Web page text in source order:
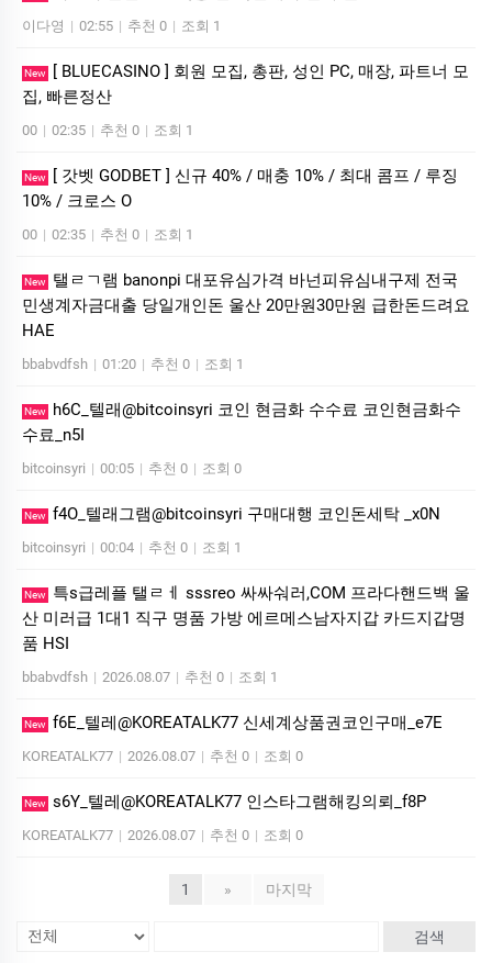
이다영 | 02:55 | 추천 0 | 조회 1
New
[ BLUECASINO ] 회원 모집, 총판, 성인 PC, 매장, 파트너 모
집, 빠른정산
00 | 02:35 | 추천 0 | 조회 1
New
[ 갓벳 GODBET ] 신규 40% / 매충 10% / 최대 콤프 / 루징
10% / 크로스 O
00 | 02:35 | 추천 0 | 조회 1
New
탤ㄹㄱ램 banonpi 대포유심가격 바넌피유심내구제 전국
민생계자금대출 당일개인돈 울산 20만원30만원 급한돈드려요
HAE
bbabvdfsh | 01:20 | 추천 0 | 조회 1
New
h6C_텔래@bitcoinsyri 코인 현금화 수수료 코인현금화수
수료_n5I
bitcoinsyri | 00:05 | 추천 0 | 조회 0
New f4O_텔래그램@bitcoinsyri 구매대행 코인돈세탁 _x0N
bitcoinsyri | 00:04 | 추천 0 | 조회 1
New
특s급레플 탤ㄹㅔ sssreo 싸싸숴러,COM 프라다핸드백 울
산 미러급 1대1 직구 명품 가방 에르메스남자지갑 카드지갑명
품 HSI
bbabvdfsh | 2026.08.07 | 추천 0 | 조회 1
New f6E_텔레@KOREATALK77 신세계상품권코인구매_e7E
KOREATALK77 | 2026.08.07 | 추천 0 | 조회 0
New s6Y_텔레@KOREATALK77 인스타그램해킹의뢰_f8P
KOREATALK77 | 2026.08.07 | 추천 0 | 조회 0
1 » 마지막
검색